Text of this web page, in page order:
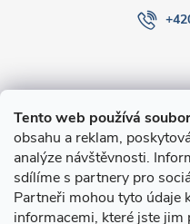
Tento web používá
obsahu a reklam,
analýze návštěvnosti.
sdílíme s partnery pro
Partneři mohou tyto údaje
informacemi, které jste
O nákupu
Novinky v programu